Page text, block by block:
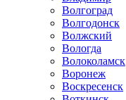
Волгоград
Волгодонск
Волжский
Вологда
Волоколамск
Воронеж
Воскресенск